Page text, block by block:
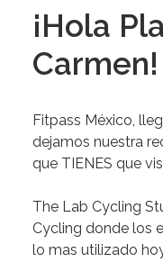
MORE…
¡Hola
Carmen!
Fitpass México,
dejamos nuestra
que TIENES que
The Lab Cycling
Cycling donde los
lo mas utilizado